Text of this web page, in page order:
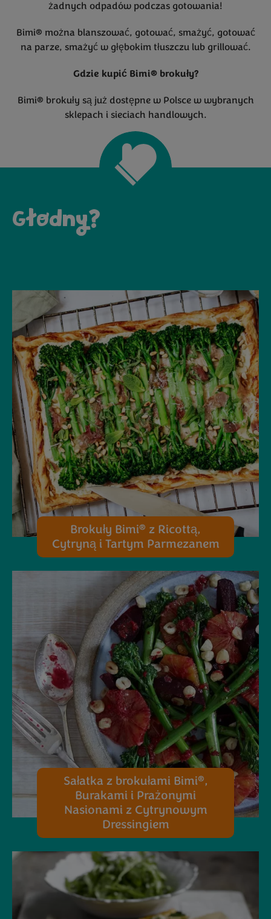
żadnych odpadów podczas gotowania!
Bimi® można blanszować, gotować, smażyć, gotować
na parze, smażyć w głębokim tłuszczu lub grillować.
Gdzie kupić Bimi® brokuły?
Bimi® brokuły są już dostępne w Polsce w wybranych
sklepach i sieciach handlowych.
Głodny?
Brokuły Bimi® z Ricottą,
Cytryną i Tartym Parmezanem
Sałatka z brokułami Bimi®,
Burakami i Prażonymi
Nasionami z Cytrynowym
Dressingiem